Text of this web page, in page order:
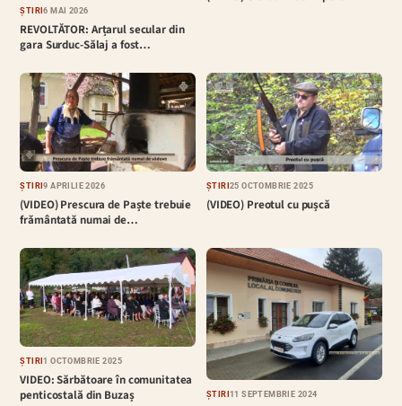
ȘTIRI6 MAI 2026
REVOLTĂTOR: Arțarul secular din
gara Surduc-Sălaj a fost…
ȘTIRI9 APRILIE 2026
(VIDEO) Prescura de Paște trebuie
frământată numai de…
ȘTIRI25 OCTOMBRIE 2025
(VIDEO) Preotul cu pușcă
ȘTIRI1 OCTOMBRIE 2025
VIDEO: Sărbătoare în comunitatea
penticostală din Buzaș
ȘTIRI11 SEPTEMBRIE 2024